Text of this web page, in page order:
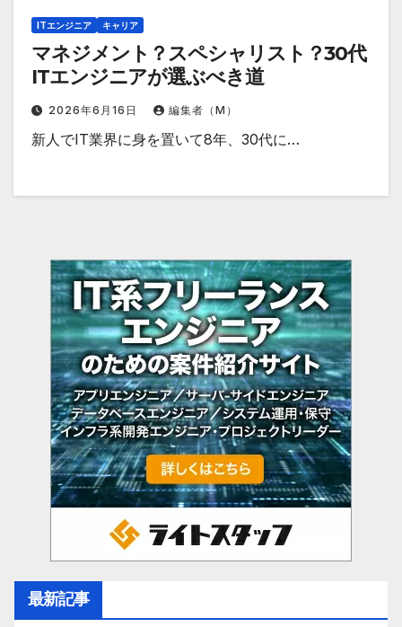
ITエンジニア キャリア
マネジメント？スペシャリスト？30代
ITエンジニアが選ぶべき道
2026年6月16日 編集者（M）
新人でIT業界に身を置いて8年、30代に…
最新記事